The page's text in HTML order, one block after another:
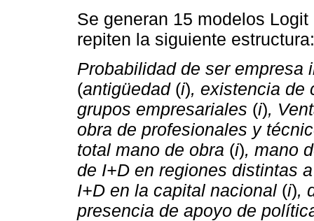
Se generan 15 modelos
repiten la siguiente estructura:
Probabilidad de ser empresa
(antigüedad(i), existencia de
grupos empresariales (i),
obra de profesionales y
total mano de obra (i), mano
de I+D en regiones distintas
I+D en la capital nacional (i),
presencia de apoyo de